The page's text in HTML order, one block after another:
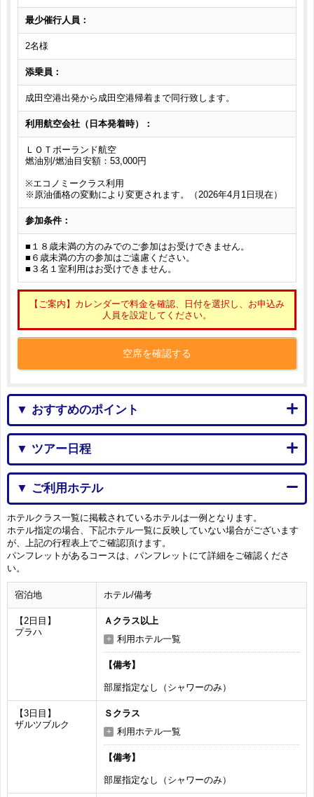
最少催行人員：
2名様
添乗員：
成田空港出発から成田空港帰着まで同行致します。
利用航空会社（日本発着時）：
ＬＯＴポーランド航空
燃油別/燃油目安額：53,000円
※エコノミークラス利用
※原油価格の変動により変更されます。（2026年4月1日現在）
参加条件：
■１８歳未満の方のみでのご参加はお受けできません。
■６歳未満の方の参加はご遠慮ください。
■３名１室利用はお受けできません。
【ご案内】カレンダーで料金を確認、日付を選択し、お申込み
人員を設定してください。
空席を確認する
▼ おすすめのポイント
▼ ツアー日程
▼ ご利用ホテル
ホテルクラス一覧に掲載されているホテルは一例となります。
ホテル指定の場合、下記ホテル一覧に反映していない場合がございます
が、上記の行程表上でご確認頂けます。
パンフレットがあるコースは、パンフレットにて詳細をご確認くださ
い。
宿泊地 ホテル/備考
【2日目】
プラハ
Ａクラス以上
利用ホテル一覧
【備考】
部屋指定なし（シャワーのみ）
【3日目】
ザルツブルク
Ｓクラス
利用ホテル一覧
【備考】
部屋指定なし（シャワーのみ）